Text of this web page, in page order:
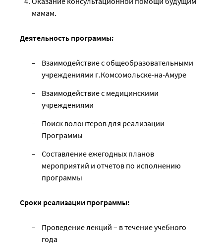
мамам.
Деятельность программы:
Взаимодействие с общеобразовательными
учреждениями г.Комсомольске-на-Амуре
Взаимодействие с медицинскими
учреждениями
Поиск волонтеров для реализации
Программы
Составление ежегодных планов
мероприятий и отчетов по исполнению
программы
Сроки реализации программы:
Проведение лекций – в течение учебного
года